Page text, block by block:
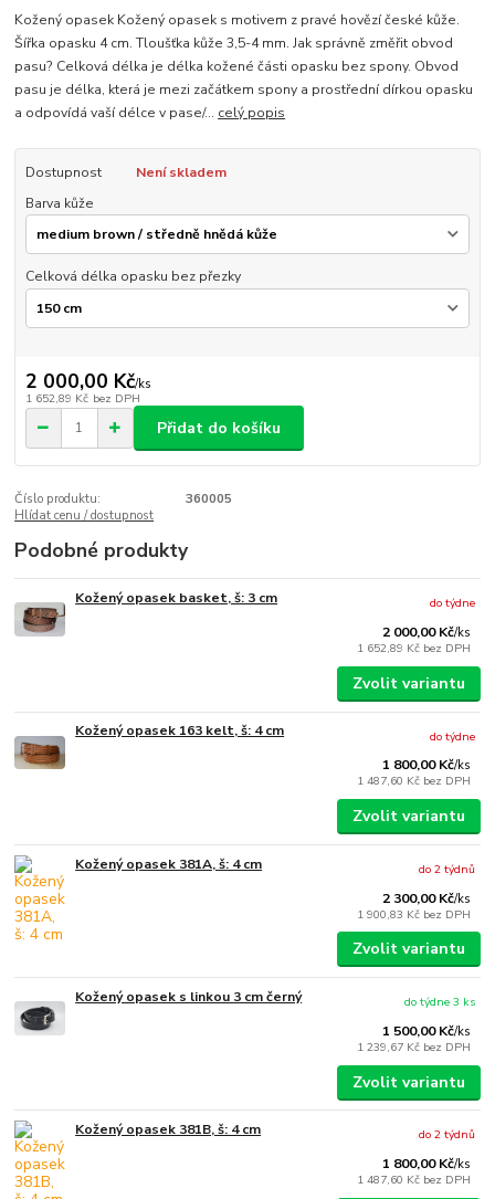
Kožený opasek Kožený opasek s motivem z pravé hovězí české kůže.
Šířka opasku 4 cm. Tloušťka kůže 3,5-4 mm. Jak správně změřit obvod
pasu? Celková délka je délka kožené části opasku bez spony. Obvod
pasu je délka, která je mezi začátkem spony a prostřední dírkou opasku
a odpovídá vaší délce v pase/... celý popis
Dostupnost
Není skladem
Barva kůže
Celková délka opasku bez přezky
2 000,00 Kč/ks
1 652,89 Kč bez DPH
Přidat do košíku
Číslo produktu:
360005
Hlídat cenu / dostupnost
Podobné produkty
Kožený opasek basket, š: 3 cm
2 000,00 Kč/ks
1 652,89 Kč bez DPH
do týdne
Zvolit variantu
Kožený opasek 163 kelt, š: 4 cm
1 800,00 Kč/ks
1 487,60 Kč bez DPH
do týdne
Zvolit variantu
Kožený opasek 381A, š: 4 cm
2 300,00 Kč/ks
1 900,83 Kč bez DPH
do 2 týdnů
Zvolit variantu
Kožený opasek s linkou 3 cm černý
1 500,00 Kč/ks
1 239,67 Kč bez DPH
do týdne 3 ks
Zvolit variantu
Kožený opasek 381B, š: 4 cm
1 800,00 Kč/ks
1 487,60 Kč bez DPH
do 2 týdnů